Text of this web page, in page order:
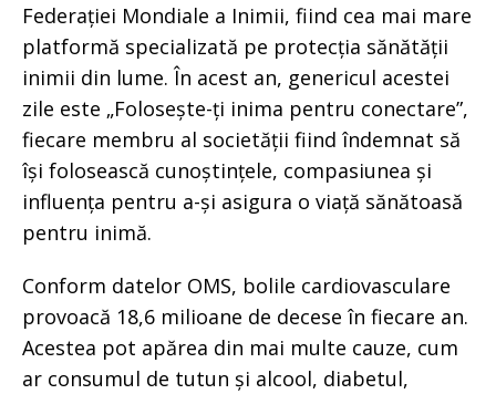
Federației Mondiale a Inimii, fiind cea mai mare
platformă specializată pe protecția sănătății
inimii din lume. În acest an, genericul acestei
zile este „Folosește-ți inima pentru conectare”,
fiecare membru al societății fiind îndemnat să
își folosească cunoștințele, compasiunea și
influența pentru a-și asigura o viață sănătoasă
pentru inimă.
Conform datelor OMS, bolile cardiovasculare
provoacă 18,6 milioane de decese în fiecare an.
Acestea pot apărea din mai multe cauze, cum
ar consumul de tutun și alcool, diabetul,